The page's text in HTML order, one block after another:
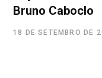
Bruno Caboclo
18 DE SETEMBRO DE